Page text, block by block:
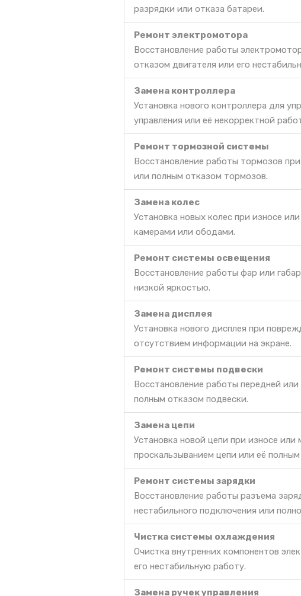
разрядки или отказа батареи.
Ремонт электромотора
Восстановление работы
отказом двигателя или его
Замена контроллера
Установка нового контроллера для
управления или её некорректной
Ремонт тормозной системы
Восстановление работы тормозов
или полным отказом тормозов.
Замена колес
Установка новых колес при износе
камерами или ободами.
Ремонт системы освещения
Восстановление работы фар или
низкой яркостью.
Замена дисплея
Установка нового дисплея при
отсутствием информации на экране.
Ремонт системы подвески
Восстановление работы передней
полным отказом подвески.
Замена цепи
Установка новой цепи при износе
проскальзыванием цепи или её
Ремонт системы зарядки
Восстановление работы разъема
нестабильного подключения или
Чистка системы охлаждения
Очистка внутренних компонентов
его нестабильную работу.
Замена ручек управления